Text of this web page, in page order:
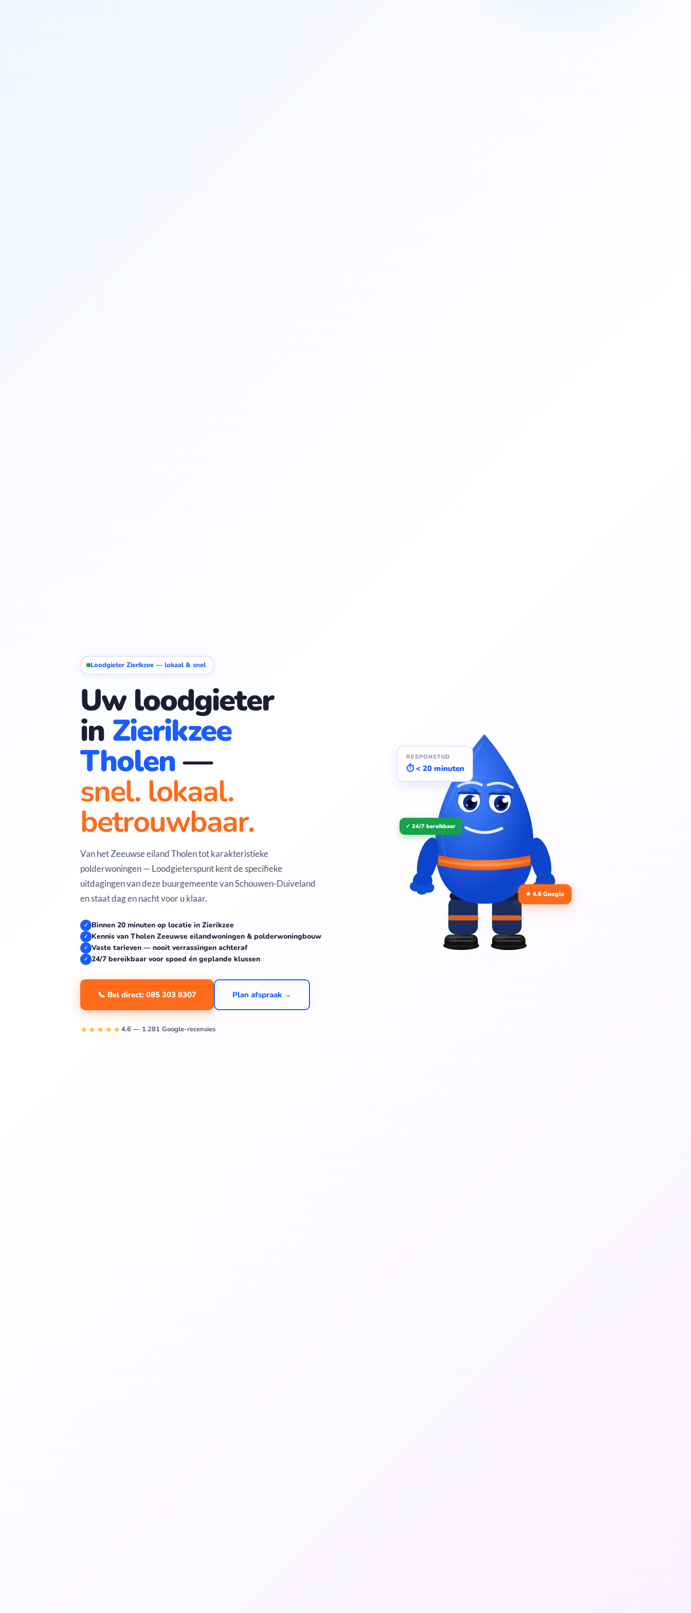
Loodgieter Zierikzee — lokaal & snel
Uw loodgieter
in Zierikzee
Tholen—
snel. lokaal.
betrouwbaar.
Van het Zeeuwse eiland Tholen tot karakteristieke
polderwoningen — Loodgieterspunt kent de specifieke
uitdagingen van deze buurgemeente van Schouwen-Duiveland
en staat dag en nacht voor u klaar.
✓ Binnen 20 minuten op locatie in Zierikzee
✓ Kennis van Tholen Zeeuwse eilandwoningen & polderwoningbouw
✓ Vaste tarieven — nooit verrassingen achteraf
✓ 24/7 bereikbaar voor spoed én geplande klussen
📞 Bel direct: 085 303 8307 Plan afspraak →
★★★★★4.6 — 1.281 Google-recensies
RESPONSTIJD
⏱ < 20 minuten
★ 4.6 Google
✓ 24/7 bereikbaar